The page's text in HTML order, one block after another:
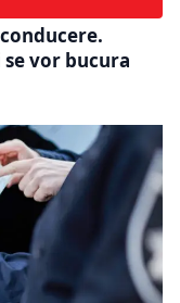
vor bucura